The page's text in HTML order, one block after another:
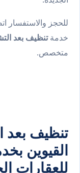
للحجز والاستفسار
خدمةتنظيف بعد
متخصص.
تنظيف
القيوين
للعقارات